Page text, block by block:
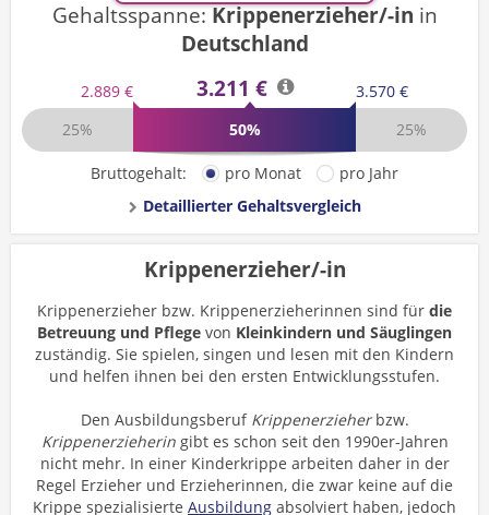
Gehaltsspanne:Krippenerzieher/-in in
Deutschland
2.889 € 3.211 €
3.570 €
25%
50% 25%
Bruttogehalt: pro Monat
pro Jahr
Detaillierter Gehaltsvergleich
Krippenerzieher/-in
Krippenerzieher bzw. Krippenerzieherinnen sind für die
Betreuung und Pflege von Kleinkindern und Säuglingen
zuständig. Sie spielen, singen und lesen mit den Kindern
und helfen ihnen bei den ersten Entwicklungsstufen.
Den Ausbildungsberuf Krippenerzieherbzw.
Krippenerzieheringibt es schon seit den 1990er-Jahren
nicht mehr. In einer Kinderkrippe arbeiten daher in der
Regel Erzieher und Erzieherinnen, die zwar keine auf die
Krippe spezialisierte Ausbildung absolviert haben, jedoch